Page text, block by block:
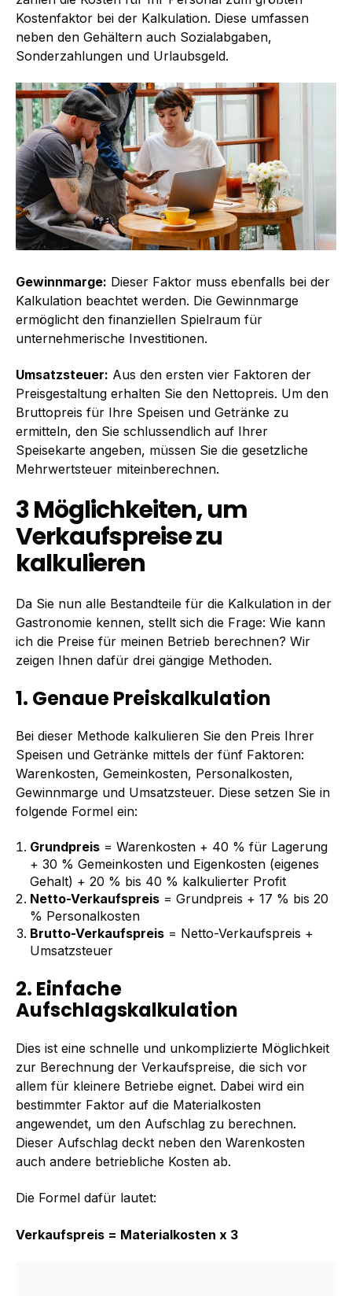
Kostenfaktor bei der Kalkulation. Diese umfassen
neben den Gehältern auch Sozialabgaben,
Sonderzahlungen und Urlaubsgeld.
Gewinnmarge: Dieser Faktor muss ebenfalls bei der
Kalkulation beachtet werden. Die Gewinnmarge
ermöglicht den finanziellen Spielraum für
unternehmerische Investitionen.
Umsatzsteuer: Aus den ersten vier Faktoren der
Preisgestaltung erhalten Sie den Nettopreis. Um den
Bruttopreis für Ihre Speisen und Getränke zu
ermitteln, den Sie schlussendlich auf Ihrer
Speisekarte angeben, müssen Sie die gesetzliche
Mehrwertsteuer miteinberechnen.
3 Möglichkeiten, um
Verkaufspreise zu
kalkulieren
Da Sie nun alle Bestandteile für die Kalkulation in der
Gastronomie kennen, stellt sich die Frage: Wie kann
ich die Preise für meinen Betrieb berechnen? Wir
zeigen Ihnen dafür drei gängige Methoden.
1. Genaue Preiskalkulation
Bei dieser Methode kalkulieren Sie den Preis Ihrer
Speisen und Getränke mittels der fünf Faktoren:
Warenkosten, Gemeinkosten, Personalkosten,
Gewinnmarge und Umsatzsteuer. Diese setzen Sie in
folgende Formel ein:
Grundpreis= Warenkosten + 40 % für Lagerung
+ 30 % Gemeinkosten und Eigenkosten (eigenes
Gehalt) + 20 % bis 40 % kalkulierter Profit
Netto-Verkaufspreis= Grundpreis + 17 % bis 20
% Personalkosten
Brutto-Verkaufspreis= Netto-Verkaufspreis +
Umsatzsteuer
2. Einfache
Aufschlagskalkulation
Dies ist eine schnelle und unkomplizierte Möglichkeit
zur Berechnung der Verkaufspreise, die sich vor
allem für kleinere Betriebe eignet. Dabei wird ein
bestimmter Faktor auf die Materialkosten
angewendet, um den Aufschlag zu berechnen.
Dieser Aufschlag deckt neben den Warenkosten
auch andere betriebliche Kosten ab.
Die Formel dafür lautet:
Verkaufspreis = Materialkosten x 3